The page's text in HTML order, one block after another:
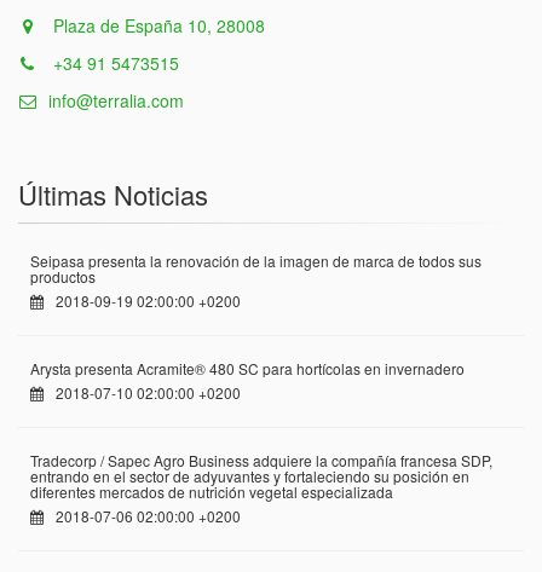
Plaza de España 10, 28008
+34 91 5473515
info@terralia.com
Últimas Noticias
Seipasa presenta la renovación de la imagen de marca de todos sus
productos
2018-09-19 02:00:00 +0200
Arysta presenta Acramite® 480 SC para hortícolas en invernadero
2018-07-10 02:00:00 +0200
Tradecorp / Sapec Agro Business adquiere la compañía francesa SDP,
entrando en el sector de adyuvantes y fortaleciendo su posición en
diferentes mercados de nutrición vegetal especializada
2018-07-06 02:00:00 +0200